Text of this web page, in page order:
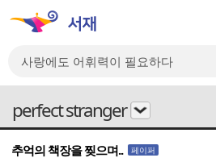
perfect stranger
추억의 책장을 찢으며.. 페이퍼